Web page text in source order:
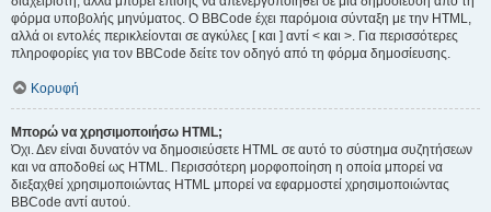
φόρμα υποβολής μηνύματος. Ο BBCode έχει παρόμοια σύνταξη με την HTML,
αλλά οι εντολές περικλείονται σε αγκύλες [ και ] αντί < και >. Για περισσότερες
πληροφορίες για τον BBCode δείτε τον οδηγό από τη φόρμα δημοσίευσης.
Κορυφή
Μπορώ να χρησιμοποιήσω HTML;
Όχι. Δεν είναι δυνατόν να δημοσιεύσετε HTML σε αυτό το σύστημα συζητήσεων
και να αποδοθεί ως HTML. Περισσότερη μορφοποίηση η οποία μπορεί να
διεξαχθεί χρησιμοποιώντας HTML μπορεί να εφαρμοστεί χρησιμοποιώντας
BBCode αντί αυτού.